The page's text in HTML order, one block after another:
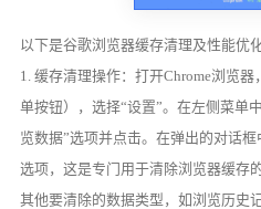
以下是谷歌浏览器缓存清理及性能优
1. 缓存清理操作：打开Chrome浏览
单按钮），选择“设置”。在左侧菜单
览数据”选项并点击。在弹出的对话
选项，这是专门用于清除浏览器缓存
其他要清除的数据类型，如浏览历史